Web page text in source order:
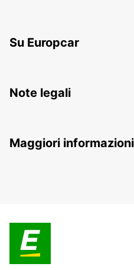
Su Europcar
Note legali
Maggiori informazioni